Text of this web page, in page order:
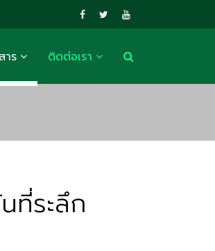
าร ติดต่อเรา
ที่ระลึก